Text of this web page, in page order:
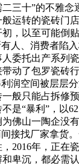
三十”的不雅
运转的瓷砖门
，以至可能倒
人、消费者陷
委托出产系列
动了包罗瓷砖
润空间被层
般只能占拆修
是“暴利”，以
佛山一陶企没
接找厂家拿货
2016年，正
卑沉，都必需